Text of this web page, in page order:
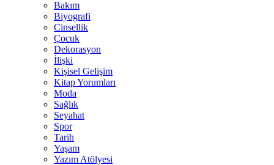
Bakım
Biyografi
Cinsellik
Çocuk
Dekorasyon
İlişki
Kişisel Gelişim
Kitap Yorumları
Moda
Sağlık
Seyahat
Spor
Tarih
Yaşam
Yazım Atölyesi